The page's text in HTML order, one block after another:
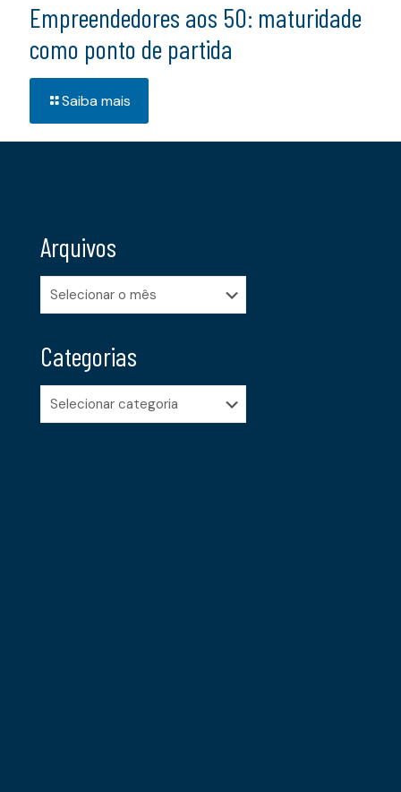
Empreendedores aos 50: maturidade
como ponto de partida
Saiba mais
Arquivos
Arquivos
Categorias
Categorias